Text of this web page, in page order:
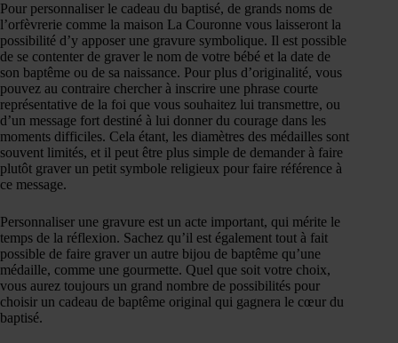
Pour personnaliser le cadeau du baptisé, de grands noms de
l’orfèvrerie comme la maison La Couronne vous laisseront la
possibilité d’y apposer une gravure symbolique. Il est possible
de se contenter de graver le nom de votre bébé et la date de
son baptême ou de sa naissance. Pour plus d’originalité, vous
pouvez au contraire chercher à inscrire une phrase courte
représentative de la foi que vous souhaitez lui transmettre, ou
d’un message fort destiné à lui donner du courage dans les
moments difficiles. Cela étant, les diamètres des médailles sont
souvent limités, et il peut être plus simple de demander à faire
plutôt graver un petit symbole religieux pour faire référence à
ce message.
Personnaliser une gravure est un acte important, qui mérite le
temps de la réflexion. Sachez qu’il est également tout à fait
possible de faire graver un autre bijou de baptême qu’une
médaille, comme une gourmette. Quel que soit votre choix,
vous aurez toujours un grand nombre de possibilités pour
choisir un cadeau de baptême original qui gagnera le cœur du
baptisé.